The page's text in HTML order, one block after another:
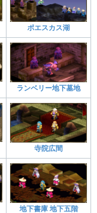
ポエスカス湖
ランベリー地下墓地
寺院広間
地下書庫 地下五階